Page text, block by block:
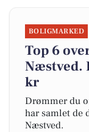
BOLIGMARKED
Top 6
Næstved.
kr
Drømmer du
har samlet de
Næstved.